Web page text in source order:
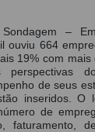
–
ouviu 664
19% com
perspectivas
de seus
inseridos. O
de
faturamento,